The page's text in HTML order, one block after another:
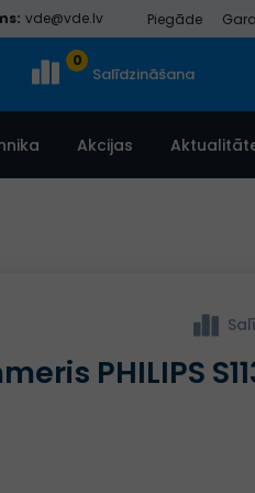
vde@vde.lv Piegāde
0
Salīdzināšana
Akcijas
PHILIPS